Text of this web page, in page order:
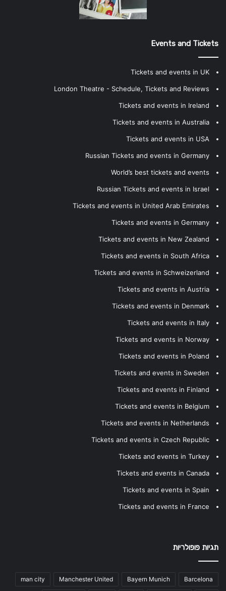
Events and Tickets
Tickets and events in UK
London Theatre - Schedule, Tickets and Reviews
Tickets and events in Ireland
Tickets and events in Australia
Tickets and events in USA
Russian Tickets and events in Germany
World’s best tickets and events
Russian Tickets and events in Israel
Tickets and events in United Arab Emirates
Tickets and events in Germany
Tickets and events in New Zealand
Tickets and events in South Africa
Tickets and events in Schweizerland
Tickets and events in Austria
Tickets and events in Denmark
Tickets and events in Italy
Tickets and events in Norway
Tickets and events in Poland
Tickets and events in Sweden
Tickets and events in Finland
Tickets and events in Belgium
Tickets and events in Netherlands
Tickets and events in Czech Republic
Tickets and events in Turkey
Tickets and events in Canada
Tickets and events in Spain
Tickets and events in France
תגיות פופולריות
Barcelona
Bayern Munich
Manchester United
man city